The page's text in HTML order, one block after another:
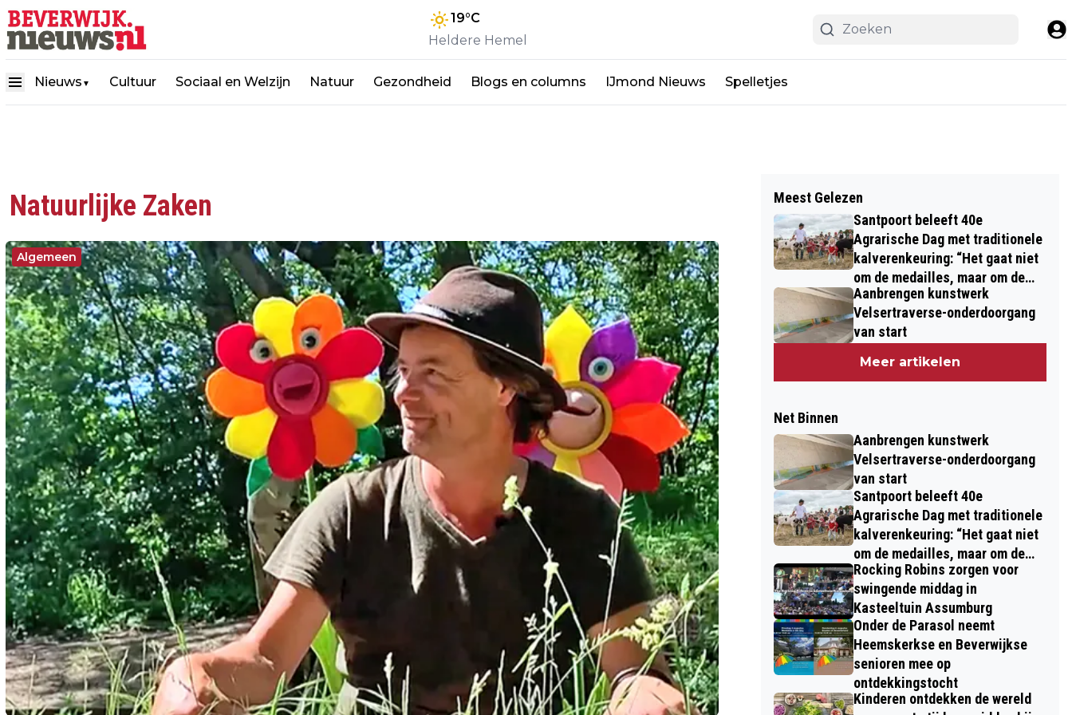
19°C
Heldere Hemel
Nieuws ▼ Cultuur Sociaal en Welzijn Natuur Gezondheid Blogs en columns IJmond Nieuws Spelletjes
Natuurlijke Zaken
Algemeen
Meest Gelezen
Santpoort beleeft 40e
Agrarische Dag met traditionele
kalverenkeuring: “Het gaat niet
om de medailles, maar om de
kinderen”
Aanbrengen kunstwerk
Velsertraverse-onderdoorgang
van start
Meer artikelen
Net Binnen
Aanbrengen kunstwerk
Velsertraverse-onderdoorgang
van start
Santpoort beleeft 40e
Agrarische Dag met traditionele
kalverenkeuring: “Het gaat niet
om de medailles, maar om de
kinderen”
Rocking Robins zorgen voor
swingende middag in
Kasteeltuin Assumburg
Onder de Parasol neemt
Heemskerkse en Beverwijkse
senioren mee op
ontdekkingstocht
Kinderen ontdekken de wereld